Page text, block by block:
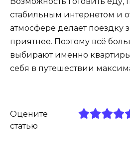
стабильным интернетом и
атмосфере делает поездку
приятнее. Поэтому всё
выбирают именно
себя в путешествии
Оцените
статью